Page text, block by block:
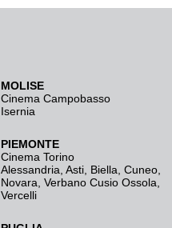
MOLISE
Cinema Campobasso
Isernia
PIEMONTE
Cinema Torino
Alessandria Asti Biella Cuneo
Novara Verbano Cusio Ossola
Vercelli